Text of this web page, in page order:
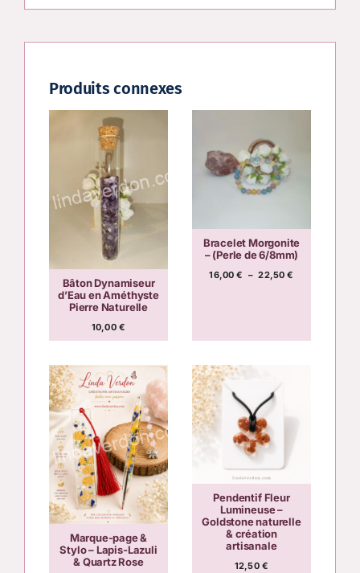
Produits connexes
Bâton Dynamiseur
d’Eau en Améthyste
Pierre Naturelle
10,00 €
Bracelet Morgonite
– (Perle de 6/8mm)
16,00€ – 22,50€
Marque-page &
Stylo – Lapis-Lazuli
& Quartz Rose
Pendentif Fleur
Lumineuse –
Goldstone naturelle
& création
artisanale
12,50 €